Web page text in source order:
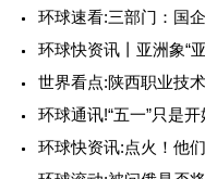
环球速看:三部门：国
环球快资讯丨亚洲象“
世界看点:陕西职业技
环球通讯!“五一”只是
环球快资讯:点火！他